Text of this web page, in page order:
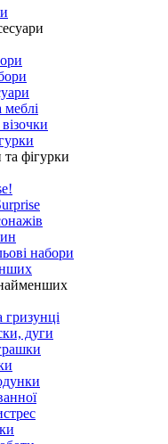
та фігурки
набори
гризунці
дуги